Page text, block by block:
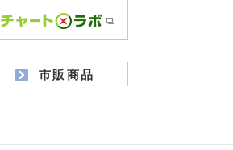
市販商品